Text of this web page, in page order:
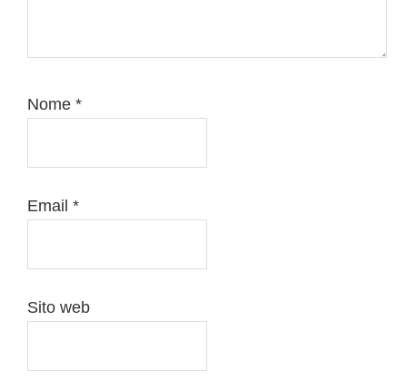
Nome *
Email *
Sito web